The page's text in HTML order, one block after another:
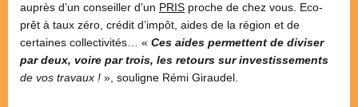
auprès d’un conseiller d’un PRIS proche de chez vous. Eco-
prêt à taux zéro, crédit d’impôt, aides de la région et de
certaines collectivités… « Ces aides permettent de diviser
par deux, voire par trois, les retours sur investissements
de vos travaux ! », souligne Rémi Giraudel.